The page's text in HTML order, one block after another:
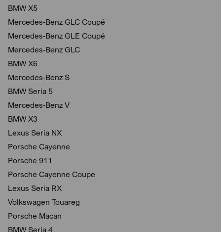
BMW X5
Mercedes-Benz GLC Coupé
Mercedes-Benz GLE Coupé
Mercedes-Benz GLC
BMW X6
Mercedes-Benz S
BMW Seria 5
Mercedes-Benz V
BMW X3
Lexus Seria NX
Porsche Cayenne
Porsche 911
Porsche Cayenne Coupe
Lexus Seria RX
Volkswagen Touareg
Porsche Macan
BMW Seria 4